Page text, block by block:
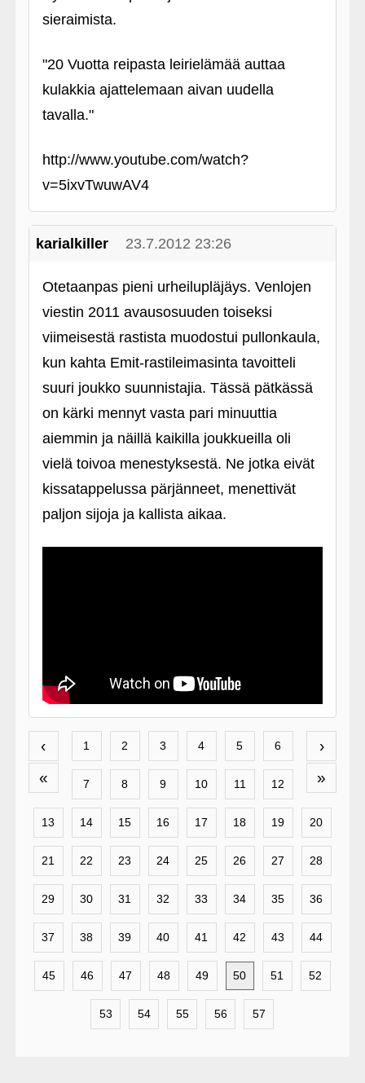
sieraimista.
"20 Vuotta reipasta leirielämää auttaa
kulakkia ajattelemaan aivan uudella
tavalla."
http://www.youtube.com/watch?
v=5ixvTwuwAV4
karialkiller 23.7.2012 23:26
Otetaanpas pieni urheilupläjäys. Venlojen
viestin 2011 avausosuuden toiseksi
viimeisestä rastista muodostui pullonkaula,
kun kahta Emit-rastileimasinta tavoitteli
suuri joukko suunnistajia. Tässä pätkässä
on kärki mennyt vasta pari minuuttia
aiemmin ja näillä kaikilla joukkueilla oli
vielä toivoa menestyksestä. Ne jotka eivät
kissatappelussa pärjänneet, menettivät
paljon sijoja ja kallista aikaa.
‹
«
›
»
1 2 3 4 5 6
7 8 9 10 11 12
13 14 15 16 17 18 19 20
21 22 23 24 25 26 27 28
29 30 31 32 33 34 35 36
37 38 39 40 41 42 43 44
45 46 47 48 49 50 51 52
53 54 55 56 57